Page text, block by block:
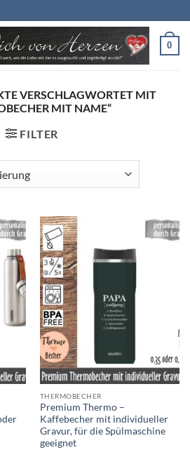
0
VERSCHLAGWORTET MIT
MIT NAME“
FILTER
THERMOBECHER
Premium Thermo –
Kaffebecher mit individueller
Gravur, für die Spülmaschine
geeignet